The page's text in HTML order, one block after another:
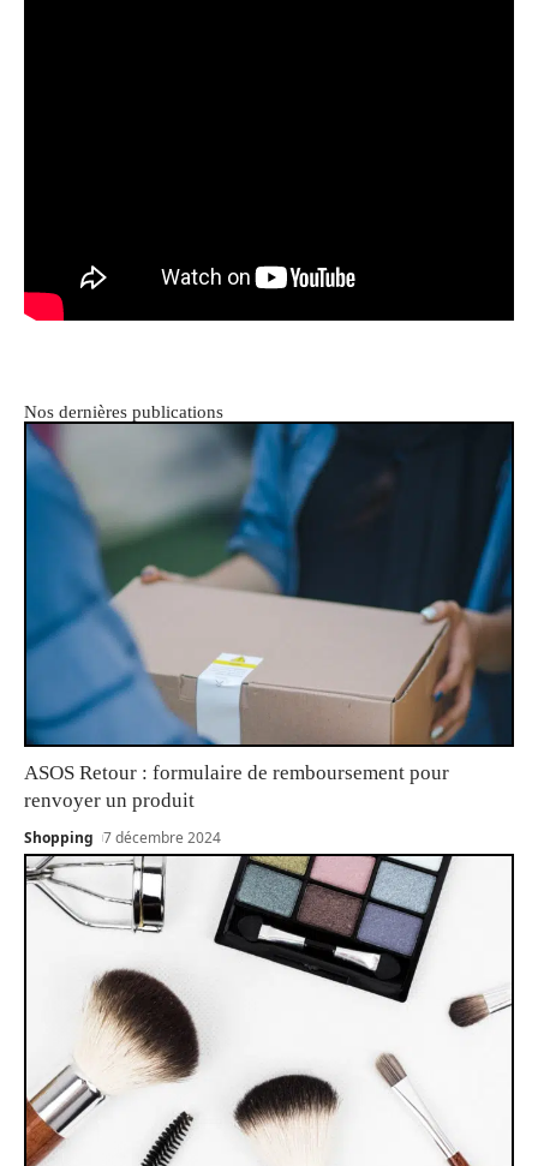
Nos dernières publications
ASOS Retour : formulaire de remboursement pour
renvoyer un produit
Shopping 7 décembre 2024